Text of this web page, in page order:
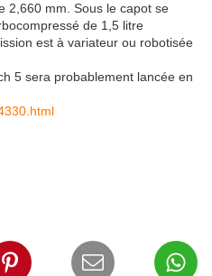
2,660 mm. Sous le capot se
de 1,5 litre
est à variateur ou robotisée
5 sera probablement lancée en